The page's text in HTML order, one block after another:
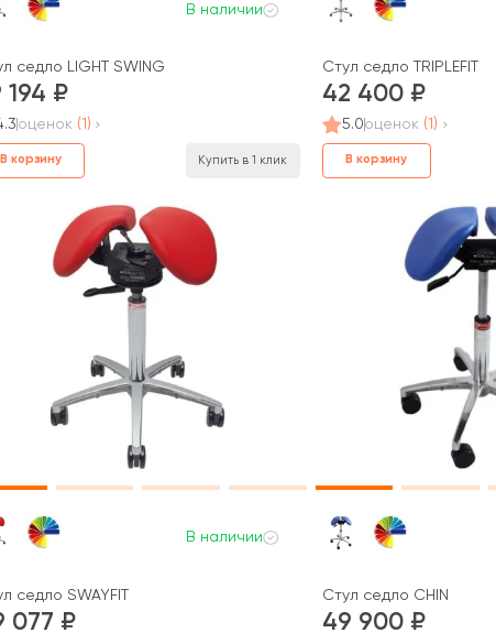
В наличии
седло LIGHT SWING
194
оценок (1)
В корзину Купить в 1 клик
Стул седло TRIPLEFIT
42 400
5.0оценок (1)
В корзину
В наличии
седло SWAYFIT
077
Стул седло CHIN
49 900